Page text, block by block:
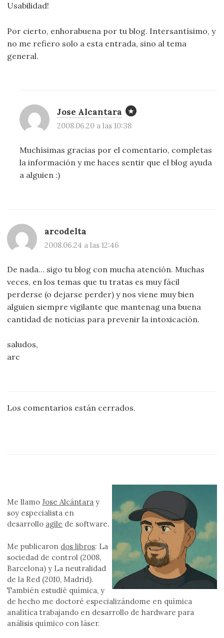
Usabilidad!
Por cierto, enhorabuena por tu blog. Intersantísimo, y
no me refiero solo a esta entrada, sino al tema
general.
Jose Alcantara
2008.06.20 a las 10:38
Muchísimas gracias por el comentario, completas
la información y me haces sentir que el blog ayuda
a alguien :)
arcodelta
2008.06.24 a las 12:46
De nada… sigo tu blog con mucha atención. Muchas
veces, en los temas que tu tratas es muy fácil
perderse (o dejarse perder) y nos viene muy bien
alguien siempre vigilante que mantenag una buena
cantidad de noticias para prevenir la intoxicación.
saludos,
arc
Los comentarios están cerrados.
Me llamoJose Alcántara y
soy especialista en
desarrollo agile de software.
Me publicaron dos libros: La
sociedad de control (2008,
Barcelona) y La neutralidad
de la Red (2010, Madrid).
También estudié química, y
de hecho me doctoré especializándome en química
analítica trabajando en desarrollo de hardware para
análisis químico con láser.